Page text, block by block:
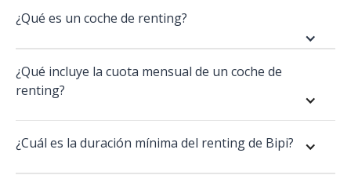
¿Qué es un coche de renting?
¿Qué incluye la cuota mensual de un coche de
renting?
¿Cuál es la duración mínima del renting de Bipi?